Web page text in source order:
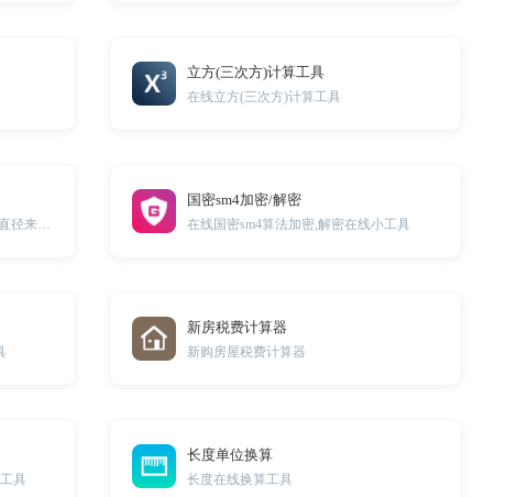
立方(三次方)计算工具
在线立方(三次方)计算工具
国密sm4加密/解密
在线国密sm4算法加密,解密在线小工具
新房税费计算器
新购房屋税费计算器
具
长度单位换算
长度在线换算工具